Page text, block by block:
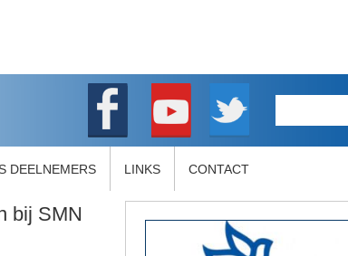
DEELNEMERS LINKS CONTACT
bij SMN